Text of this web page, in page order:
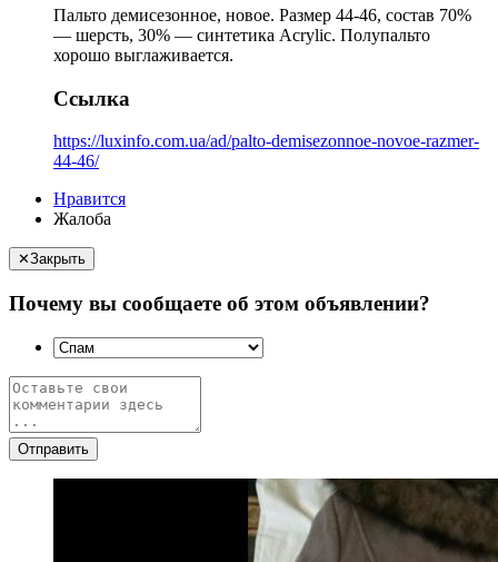
Пальто демисезонное, новое. Размер 44-46, состав 70%
— шерсть, 30% — синтетика Acrylic. Полупальто
хорошо выглаживается.
Ссылка
https://luxinfo.com.ua/ad/palto-demisezonnoe-novoe-razmer-
44-46/
Нравится
Жалоба
✕Закрыть
Почему вы сообщаете об этом объявлении?
Отправить